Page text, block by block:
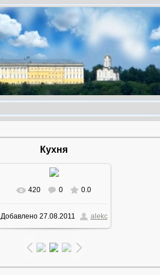
Кухня
В реальном размере
1200x1600/ 151.9Kb
420 0 0.0
Добавлено27.08.2011 alekc